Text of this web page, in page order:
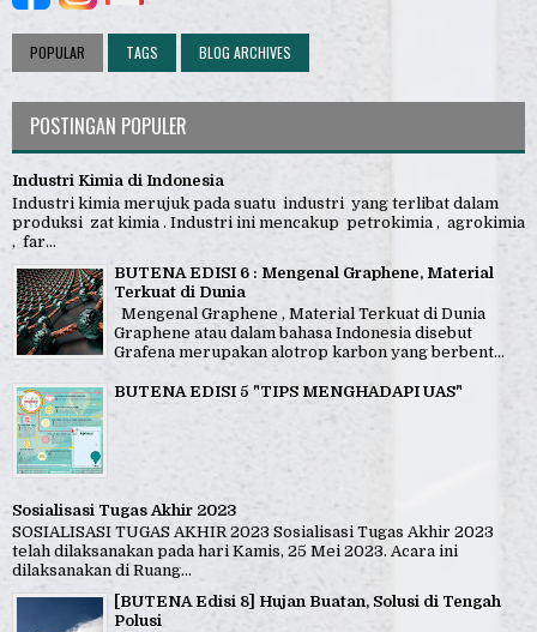
POPULAR TAGS BLOG ARCHIVES
POSTINGAN POPULER
Industri Kimia di Indonesia
Industri kimia merujuk pada suatu industri yang terlibat dalam
produksi zat kimia . Industri ini mencakup petrokimia , agrokimia
, far...
BUTENA EDISI 6 : Mengenal Graphene, Material
Terkuat di Dunia
Mengenal Graphene , Material Terkuat di Dunia
Graphene atau dalam bahasa Indonesia disebut
Grafena merupakan alotrop karbon yang berbent...
BUTENA EDISI 5 "TIPS MENGHADAPI UAS"
Sosialisasi Tugas Akhir 2023
SOSIALISASI TUGAS AKHIR 2023 Sosialisasi Tugas Akhir 2023
telah dilaksanakan pada hari Kamis, 25 Mei 2023. Acara ini
dilaksanakan di Ruang...
[BUTENA Edisi 8] Hujan Buatan, Solusi di Tengah
Polusi